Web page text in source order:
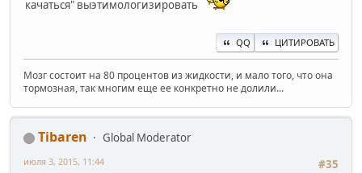
качаться" выэтимологизировать
QQ ЦИТИРОВАТЬ
Мозг состоит на 80 процентов из жидкости, и мало того, что она
тормозная, так многим еще ее конкретно не долили...
Tibaren
Global Moderator
#35
июля 3, 2015, 11:44